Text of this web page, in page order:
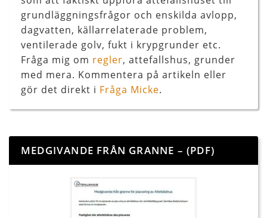
grundläggningsfrågor och enskilda avlopp,
dagvatten, källarrelaterade problem,
ventilerade golv, fukt i krypgrunder etc.
Fråga mig om regler, attefallshus, grunder
med mera. Kommentera på artikeln eller
gör det direkt i Fråga Micke.
MEDGIVANDE FRÅN GRANNE – (PDF)